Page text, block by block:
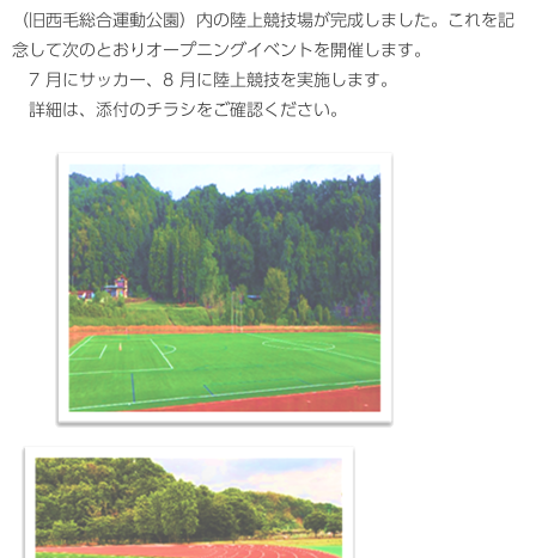
（旧西毛総合運動公園）内の陸上競技場が完成しました。これを記
念して次のとおりオープニングイベントを開催します。
7 月にサッカー、8 月に陸上競技を実施します。
詳細は、添付のチラシをご確認ください。